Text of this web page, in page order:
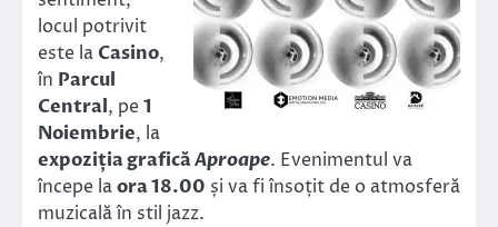
locul potrivit
este la Casino,
în Parcul
Central, pe1
Noiembrie, la
expoziția graficăAproape. Evenimentul va
începe laora 18.00 și va fi însoțit de o atmosferă
muzicală în stil jazz.